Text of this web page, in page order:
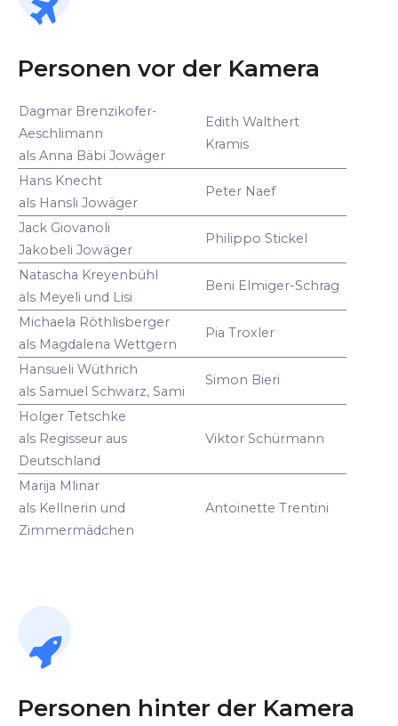
Personen vor der Kamera
Dagmar Brenzikofer-
Aeschlimann
als Anna Bäbi Jowäger
Edith Walthert
Kramis
Hans Knecht
als Hansli Jowäger
Peter Naef
Jack Giovanoli
Jakobeli Jowäger
Philippo Stickel
Natascha Kreyenbühl
als Meyeli und Lisi
Beni Elmiger-Schrag
Michaela Röthlisberger
als Magdalena Wettgern
Pia Troxler
Hansueli Wüthrich
als Samuel Schwarz, Sami
Simon Bieri
Holger Tetschke
als Regisseur aus
Deutschland
Viktor Schürmann
Marija Mlinar
als Kellnerin und
Zimmermädchen
Antoinette Trentini
Personen hinter der Kamera